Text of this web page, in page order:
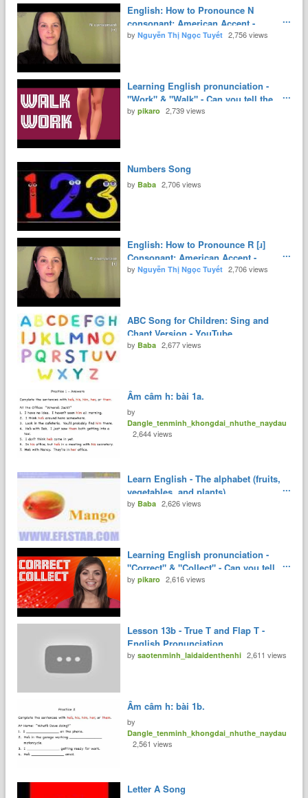
English: How to Pronounce N
consonant: American Accent -
YouTube
byNguyễn Thị Ngọc Tuyết 2,756 views
Learning English pronunciation -
"Work" & "Walk" - Can you tell the
difference?
bypikaro 2,739 views
Numbers Song
by Baba 2,706 views
English: How to Pronounce R [ɹ]
Consonant: American Accent -
YouTube
byNguyễn Thị Ngọc Tuyết 2,706 views
ABC Song for Children: Sing and
Chant Version - YouTube
by Baba 2,677 views
Âm câm h: bài 1a.
by
Dangle_tenminh_khongdai_nhuthe_naydau
2,644 views
Learn English - The alphabet (fruits,
vegetables, and plants)
by Baba 2,626 views
Learning English pronunciation -
"Correct" & "Collect" - Can you tell
the difference?
bypikaro 2,616 views
Lesson 13b - True T and Flap T -
English Pronunciation
bysaotenminh_laidaidenthenhi 2,611 views
Âm câm h: bài 1b.
by
Dangle_tenminh_khongdai_nhuthe_naydau
2,561 views
Letter A Song